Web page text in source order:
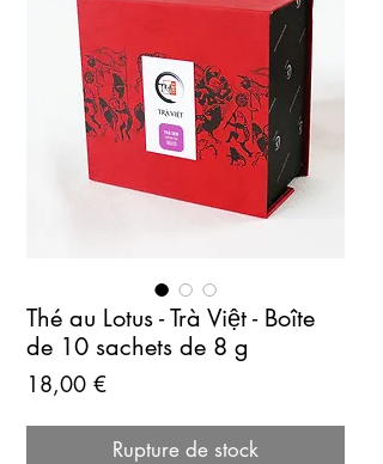
Thé au Lotus - Trà Việt - Boîte
de 10 sachets de 8 g
18,00 €Prix
Rupture de stock